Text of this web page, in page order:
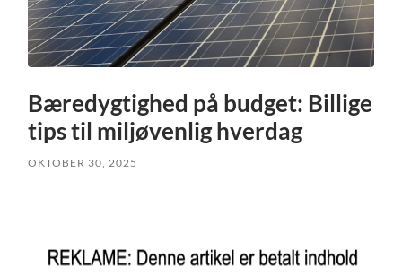
Bæredygtighed på budget: Billige
tips til miljøvenlig hverdag
OKTOBER 30, 2025